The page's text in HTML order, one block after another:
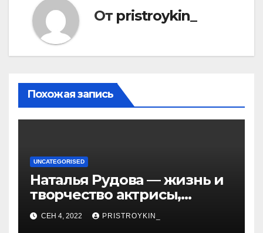
От pristroykin_
Похожая запись
UNCATEGORISED
Наталья Рудова — жизнь и
творчество актрисы,
популярные фильмы и
личные подробности
СЕН 4, 2022 PRISTROYKIN_